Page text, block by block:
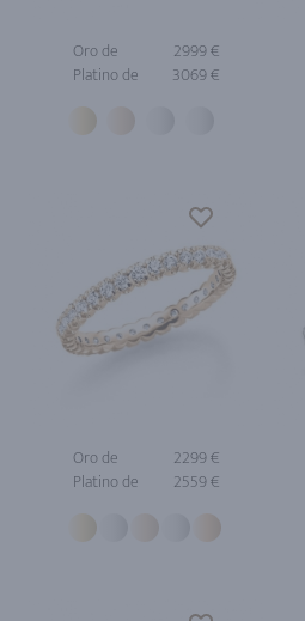
Oro de
2999 €
Platino de
3069 €
Oro de
2299 €
Platino de
2559 €